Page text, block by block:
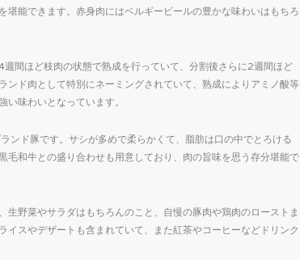
堪能できます。赤身肉にはベルギービールの豊かな味わいはもちろ
間ほど枝肉の状態で熟成を行っていて、分割後さらに2週間ほど
ンド肉として特別にネーミングされていて、熟成によりアミノ酸等
味わいとなっています。
ンド豚です。サシが多めで柔らかくて、脂肪は口の中でとろける
毛和牛との盛り合わせも用意しており、肉の旨味を思う存分堪能で
生野菜やサラダはもちろんのこと、自慢の豚肉や鶏肉のローストま
イスやデザートも含まれていて、また紅茶やコーヒーなどドリンク